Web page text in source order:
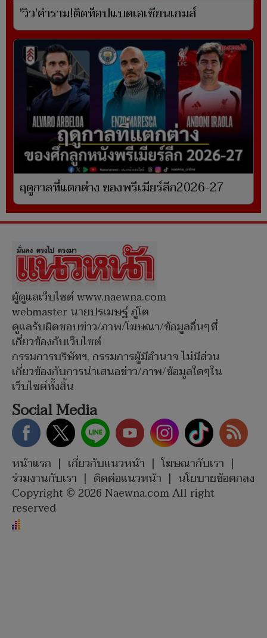
'วิว'คำราม!ติดท็อปแบดเอเชียนเกมส์
ฤดูกาลที่แตกต่าง ของพรีเมียร์ลีก2026-27
ผู้ดูแลเว็บไซต์ www.naewna.com
webmaster นายปรเมษฐ์ ภู่โต
ดูแลรับผิดชอบข่าว/ภาพ/โฆษณา/ข้อมูลอื่นๆที่
เกี่ยวข้องกับเว็บไซต์
กรรมการบริษัทฯ, กรรมการผู้มีอำนาจ ไม่มีส่วน
เกี่ยวข้องกับการนำเสนอข่าว/ภาพ/ข้อมูลใดๆใน
เว็บไซต์ทั้งสิ้น
Social Media
หน้าแรก | เกี่ยวกับแนวหน้า | โฆษณากับเรา |
ร่วมงานกับเรา | ติดต่อแนวหน้า | นโยบายข้อตกลง
Copyright © 2026 Naewna.com All right
reserved